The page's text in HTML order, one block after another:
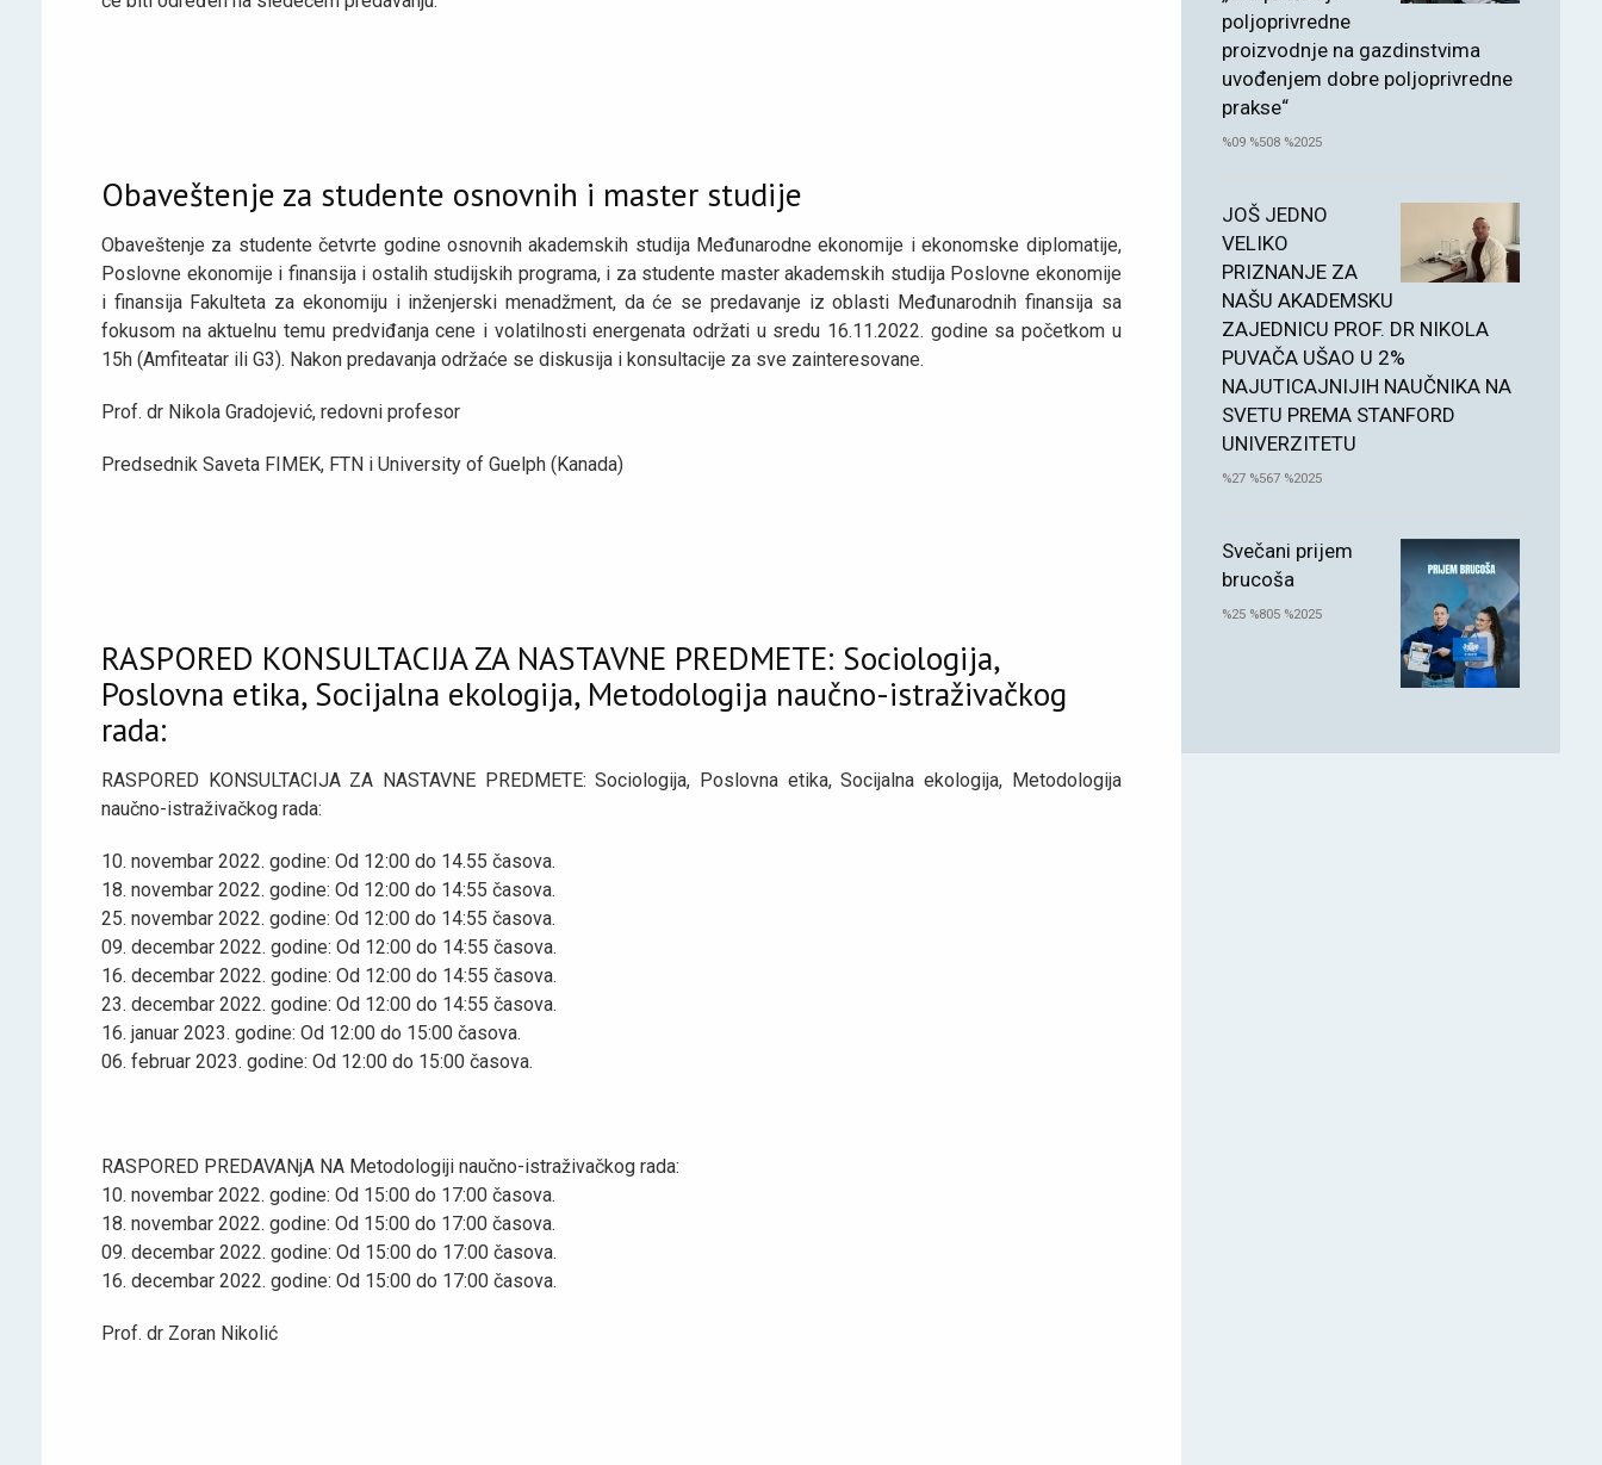
Obaveštenje za studente osnovnih i master studije
Obaveštenje za studente četvrte godine osnovnih akademskih studija Međunarodne ekonomije i ekonomske diplomatije,
Poslovne ekonomije i finansija i ostalih studijskih programa, i za studente master akademskih studija Poslovne ekonomije
i finansija Fakulteta za ekonomiju i inženjerski menadžment, da će se predavanje iz oblasti Međunarodnih finansija sa
fokusom na aktuelnu temu predviđanja cene i volatilnosti energenata održati u sredu 16.11.2022. godine sa početkom u
15h (Amfiteatar ili G3). Nakon predavanja održaće se diskusija i konsultacije za sve zainteresovane.
Prof. dr Nikola Gradojević, redovni profesor
Predsednik Saveta FIMEK, FTN i University of Guelph (Kanada)
RASPORED KONSULTACIJA ZA NASTAVNE PREDMETE: Sociologija,
Poslovna etika, Socijalna ekologija, Metodologija naučno-istraživačkog
rada:
RASPORED KONSULTACIJA ZA NASTAVNE PREDMETE: Sociologija, Poslovna etika, Socijalna ekologija, Metodologija
naučno-istraživačkog rada:
10. novembar 2022. godine: Od 12:00 do 14.55 časova.
18. novembar 2022. godine: Od 12:00 do 14:55 časova.
25. novembar 2022. godine: Od 12:00 do 14:55 časova.
09. decembar 2022. godine: Od 12:00 do 14:55 časova.
16. decembar 2022. godine: Od 12:00 do 14:55 časova.
23. decembar 2022. godine: Od 12:00 do 14:55 časova.
16. januar 2023. godine: Od 12:00 do 15:00 časova.
06. februar 2023. godine: Od 12:00 do 15:00 časova.
RASPORED PREDAVANjA NA Metodologiji naučno-istraživačkog rada:
10. novembar 2022. godine: Od 15:00 do 17:00 časova.
18. novembar 2022. godine: Od 15:00 do 17:00 časova.
09. decembar 2022. godine: Od 15:00 do 17:00 časova.
16. decembar 2022. godine: Od 15:00 do 17:00 časova.
Prof. dr Zoran Nikolić
poljoprivredne
proizvodnje na gazdinstvima
uvođenjem dobre poljoprivredne
prakse“
%09 %508 %2025
JOŠ JEDNO
VELIKO
PRIZNANJE ZA
NAŠU AKADEMSKU
ZAJEDNICU PROF. DR NIKOLA
PUVAČA UŠAO U 2%
NAJUTICAJNIJIH NAUČNIKA NA
SVETU PREMA STANFORD
UNIVERZITETU
%27 %567 %2025
Svečani prijem
brucoša
%25 %805 %2025